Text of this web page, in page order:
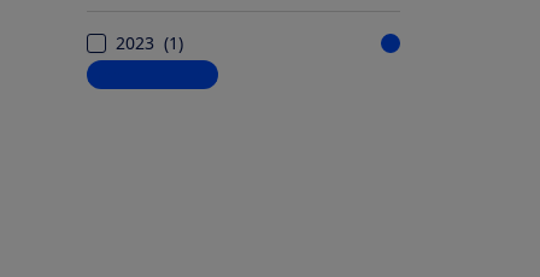
2023 (1)
Meer informatie